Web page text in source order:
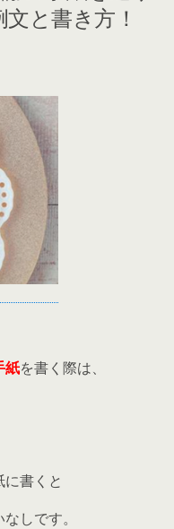
と書き方！
紙を書く際は、
に書くと
しです。